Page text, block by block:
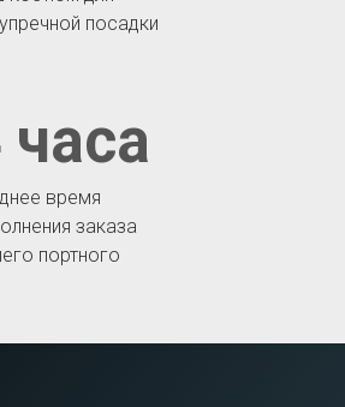
время
заказа
портного
часа
посадки